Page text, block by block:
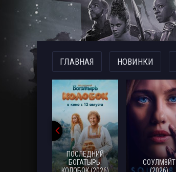
ГЛАВНАЯ НОВИНКИ
ПОСЛЕДНИЙ
БОГАТЫРЬ.
СОУЛМ8ЙТ